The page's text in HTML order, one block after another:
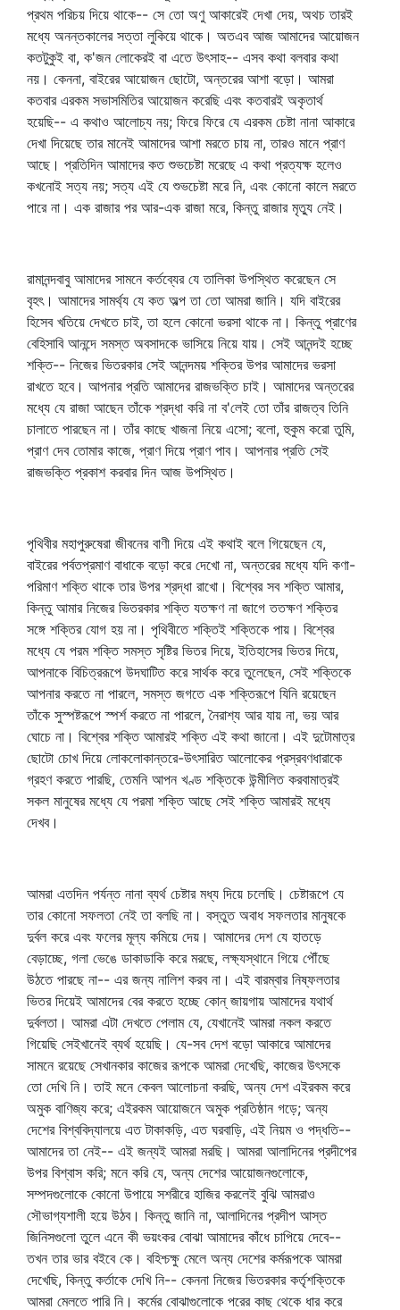
প্রথম পরিচয় দিয়ে থাকে-- সে তো অণু আকারেই দেখা দেয়, অথচ তারই
মধ্যে অনন্তকালের সত্তা লুকিয়ে থাকে। অতএব আজ আমাদের আয়োজন
কতটুকুই বা, ক'জন লোকেরই বা এতে উৎসাহ-- এসব কথা বলবার কথা
নয়। কেননা, বাইরের আয়োজন ছোটো, অন্তরের আশা বড়ো। আমরা
কতবার এরকম সভাসমিতির আয়োজন করেছি এবং কতবারই অকৃতার্থ
হয়েছি-- এ কথাও আলোচ্য নয়; ফিরে ফিরে যে এরকম চেষ্টা নানা আকারে
দেখা দিয়েছে তার মানেই আমাদের আশা মরতে চায় না, তারও মানে প্রাণ
আছে। প্রতিদিন আমাদের কত শুভচেষ্টা মরেছে এ কথা প্রত্যক্ষ হলেও
কখনোই সত্য নয়; সত্য এই যে শুভচেষ্টা মরে নি, এবং কোনো কালে মরতে
পারে না। এক রাজার পর আর-এক রাজা মরে, কিন্তু রাজার মৃত্যু নেই।
রামানন্দবাবু আমাদের সামনে কর্তব্যের যে তালিকা উপস্থিত করেছেন সে
বৃহৎ। আমাদের সামর্থ্য যে কত অল্প তা তো আমরা জানি। যদি বাইরের
হিসেব খতিয়ে দেখতে চাই, তা হলে কোনো ভরসা থাকে না। কিন্তু প্রাণের
বেহিসাবি আনন্দে সমস্ত অবসাদকে ভাসিয়ে নিয়ে যায়। সেই আনন্দই হচ্ছে
শক্তি-- নিজের ভিতরকার সেই আনন্দময় শক্তির উপর আমাদের ভরসা
রাখতে হবে। আপনার প্রতি আমাদের রাজভক্তি চাই। আমাদের অন্তরের
মধ্যে যে রাজা আছেন তাঁকে শ্রদ্ধা করি না ব'লেই তো তাঁর রাজত্ব তিনি
চালাতে পারছেন না। তাঁর কাছে খাজনা নিয়ে এসো; বলো, হুকুম করো তুমি,
প্রাণ দেব তোমার কাজে, প্রাণ দিয়ে প্রাণ পাব। আপনার প্রতি সেই
রাজভক্তি প্রকাশ করবার দিন আজ উপস্থিত।
পৃথিবীর মহাপুরুষেরা জীবনের বাণী দিয়ে এই কথাই বলে গিয়েছেন যে,
বাইরের পর্বতপ্রমাণ বাধাকে বড়ো করে দেখো না, অন্তরের মধ্যে যদি কণা-
পরিমাণ শক্তি থাকে তার উপর শ্রদ্ধা রাখো। বিশ্বের সব শক্তি আমার,
কিন্তু আমার নিজের ভিতরকার শক্তি যতক্ষণ না জাগে ততক্ষণ শক্তির
সঙ্গে শক্তির যোগ হয় না। পৃথিবীতে শক্তিই শক্তিকে পায়। বিশ্বের
মধ্যে যে পরম শক্তি সমস্ত সৃষ্টির ভিতর দিয়ে, ইতিহাসের ভিতর দিয়ে,
আপনাকে বিচিত্ররূপে উদঘাটিত করে সার্থক করে তুলেছেন, সেই শক্তিকে
আপনার করতে না পারলে, সমস্ত জগতে এক শক্তিরূপে যিনি রয়েছেন
তাঁকে সুস্পষ্টরূপে স্পর্শ করতে না পারলে, নৈরাশ্য আর যায় না, ভয় আর
ঘোচে না। বিশ্বের শক্তি আমারই শক্তি এই কথা জানো। এই দুটোমাত্র
ছোটো চোখ দিয়ে লোকলোকান্তরে-উৎসারিত আলোকের প্রস্রবণধারাকে
গ্রহণ করতে পারছি, তেমনি আপন খণ্ড শক্তিকে উন্মীলিত করবামাত্রই
সকল মানুষের মধ্যে যে পরমা শক্তি আছে সেই শক্তি আমারই মধ্যে
দেখব।
আমরা এতদিন পর্যন্ত নানা ব্যর্থ চেষ্টার মধ্য দিয়ে চলেছি। চেষ্টারূপে যে
তার কোনো সফলতা নেই তা বলছি না। বস্তুত অবাধ সফলতার মানুষকে
দুর্বল করে এবং ফলের মূল্য কমিয়ে দেয়। আমাদের দেশ যে হাতড়ে
বেড়াচ্ছে, গলা ভেঙে ডাকাডাকি করে মরছে, লক্ষ্যস্থানে গিয়ে পৌঁছে
উঠতে পারছে না-- এর জন্য নালিশ করব না। এই বারম্বার নিষ্ফলতার
ভিতর দিয়েই আমাদের বের করতে হচ্ছে কোন্‌ জায়গায় আমাদের যথার্থ
দুর্বলতা। আমরা এটা দেখতে পেলাম যে, যেখানেই আমরা নকল করতে
গিয়েছি সেইখানেই ব্যর্থ হয়েছি। যে-সব দেশ বড়ো আকারে আমাদের
সামনে রয়েছে সেখানকার কাজের রূপকে আমরা দেখেছি, কাজের উৎসকে
তো দেখি নি। তাই মনে কেবল আলোচনা করছি, অন্য দেশ এইরকম করে
অমুক বাণিজ্য করে; এইরকম আয়োজনে অমুক প্রতিষ্ঠান গড়ে; অন্য
দেশের বিশ্ববিদ্যালয়ে এত টাকাকড়ি, এত ঘরবাড়ি, এই নিয়ম ও পদ্ধতি--
আমাদের তা নেই-- এই জন্যই আমরা মরছি। আমরা আলাদিনের প্রদীপের
উপর বিশ্বাস করি; মনে করি যে, অন্য দেশের আয়োজনগুলোকে,
সম্পদগুলোকে কোনো উপায়ে সশরীরে হাজির করলেই বুঝি আমরাও
সৌভাগ্যশালী হয়ে উঠব। কিন্তু জানি না, আলাদিনের প্রদীপ আস্ত
জিনিসগুলো তুলে এনে কী ভয়ংকর বোঝা আমাদের কাঁধে চাপিয়ে দেবে--
তখন তার ভার বইবে কে। বহিশ্চক্ষু মেলে অন্য দেশের কর্মরূপকে আমরা
দেখেছি, কিন্তু কর্তাকে দেখি নি-- কেননা নিজের ভিতরকার কর্তৃশক্তিকে
আমরা মেলতে পারি নি। কর্মের বোঝাগুলোকে পরের কাছ থেকে ধার করে